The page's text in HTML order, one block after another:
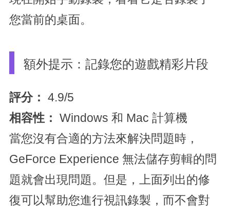
您當前的桌面。
額外提示：記錄您的遊戲精彩片段
評分： 4.9/5
相容性： Windows 和 Mac 計算機
當您沒有合適的方法來解決問題時，
GeForce Experience 無法儲存剪輯的問
題就會出現問題。但是，上面列出的修
復可以幫助您進行視訊錄製，而不會對